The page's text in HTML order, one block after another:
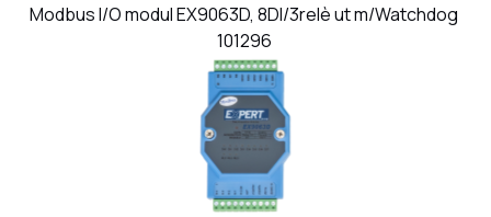
Modbus I/O modul EX9063D, 8DI/3relè ut m/Watchdog
101296